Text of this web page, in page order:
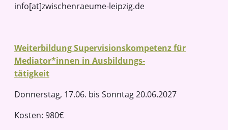
info[at]zwischenraeume-leipzig.de
Weiterbildung Supervisionskompetenz für
Mediator*innen in Ausbildungs-
tätigkeit
Donnerstag, 17.06. bis Sonntag 20.06.2027
Kosten: 980€